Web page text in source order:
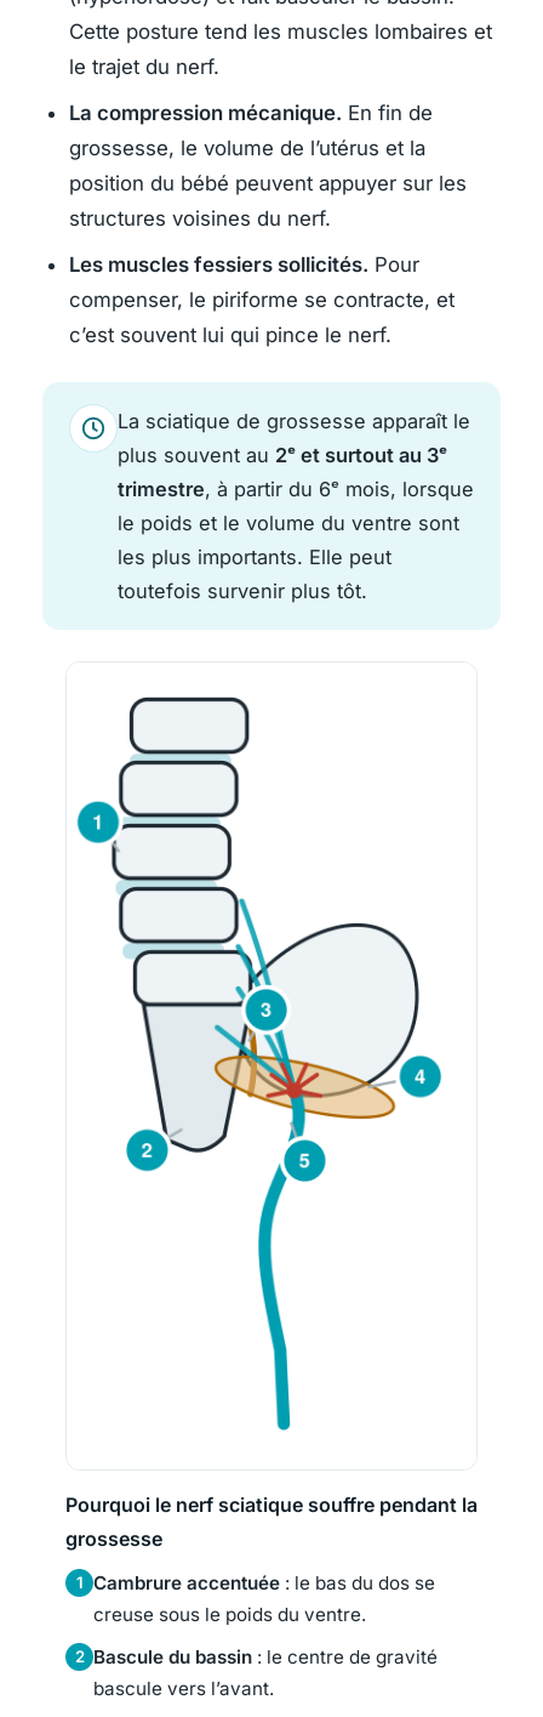
Cette posture tend les muscles lombaires et
le trajet du nerf.
La compression mécanique. En fin de
grossesse, le volume de l’utérus et la
position du bébé peuvent appuyer sur les
structures voisines du nerf.
Les muscles fessiers sollicités. Pour
compenser, le piriforme se contracte, et
c’est souvent lui qui pince le nerf.
La sciatique de grossesse apparaît le
plus souvent au 2ᵉ et surtout au 3ᵉ
trimestre, à partir du 6ᵉ mois, lorsque
le poids et le volume du ventre sont
les plus importants. Elle peut
toutefois survenir plus tôt.
Pourquoi le nerf sciatique souffre pendant la
grossesse
1 Cambrure accentuée : le bas du dos se
creuse sous le poids du ventre.
2 Bascule du bassin : le centre de gravité
bascule vers l’avant.